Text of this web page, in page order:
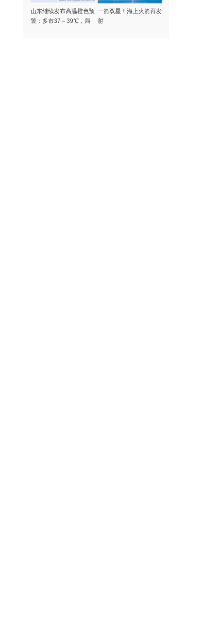
山东继续发布高温橙色预
警：多市37～39℃，局
一箭双星！海上火箭再发
射